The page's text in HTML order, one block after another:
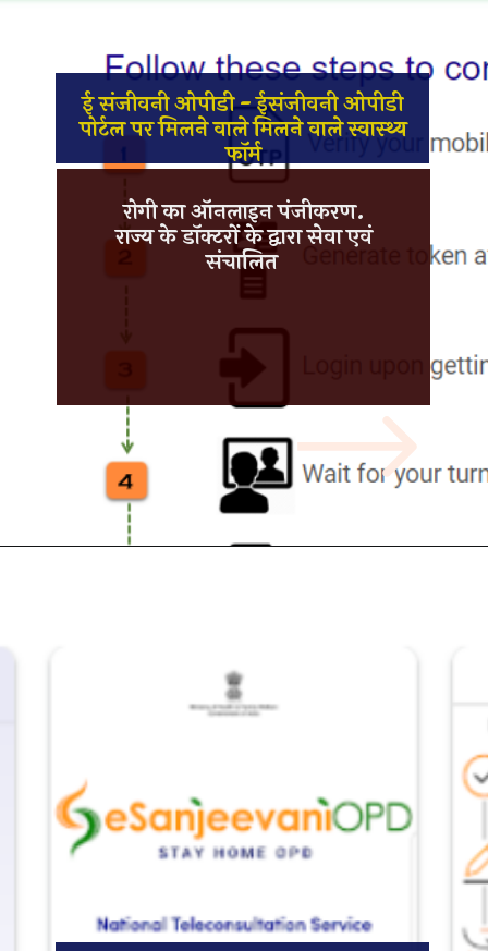
ई संजीवनी ओपीडी - ईसंजीवनी ओपीडी
पोर्टल पर मिलने वाले मिलने वाले स्वास्थ्य
फॉर्म
रोगी काऑनलाइन पंजीकरण.
राज्य केडॉक्टरों के द्वारा सेवाएवं
संचालित